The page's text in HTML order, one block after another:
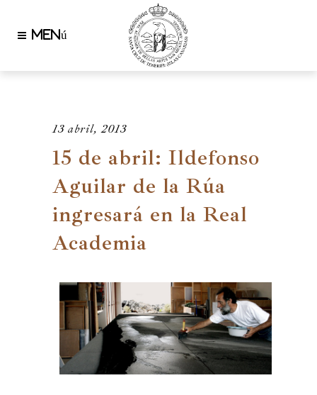
13 abril, 2013
15 de abril: Ildefonso
Aguilar de la Rúa
ingresará en la Real
Academia